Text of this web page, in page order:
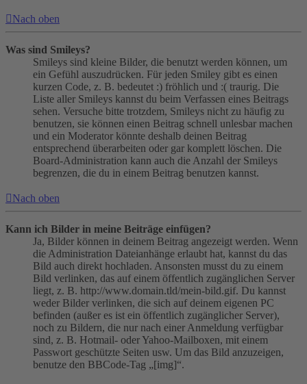
Nach oben
Was sind Smileys?
Smileys sind kleine Bilder, die benutzt werden können, um
ein Gefühl auszudrücken. Für jeden Smiley gibt es einen
kurzen Code, z. B. bedeutet :) fröhlich und :( traurig. Die
Liste aller Smileys kannst du beim Verfassen eines Beitrags
sehen. Versuche bitte trotzdem, Smileys nicht zu häufig zu
benutzen, sie können einen Beitrag schnell unlesbar machen
und ein Moderator könnte deshalb deinen Beitrag
entsprechend überarbeiten oder gar komplett löschen. Die
Board-Administration kann auch die Anzahl der Smileys
begrenzen, die du in einem Beitrag benutzen kannst.
Nach oben
Kann ich Bilder in meine Beiträge einfügen?
Ja, Bilder können in deinem Beitrag angezeigt werden. Wenn
die Administration Dateianhänge erlaubt hat, kannst du das
Bild auch direkt hochladen. Ansonsten musst du zu einem
Bild verlinken, das auf einem öffentlich zugänglichen Server
liegt, z. B. http://www.domain.tld/mein-bild.gif. Du kannst
weder Bilder verlinken, die sich auf deinem eigenen PC
befinden (außer es ist ein öffentlich zugänglicher Server),
noch zu Bildern, die nur nach einer Anmeldung verfügbar
sind, z. B. Hotmail- oder Yahoo-Mailboxen, mit einem
Passwort geschützte Seiten usw. Um das Bild anzuzeigen,
benutze den BBCode-Tag „[img]“.